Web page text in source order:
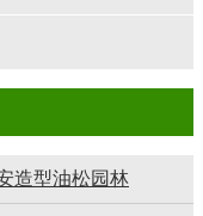
造型油松园林